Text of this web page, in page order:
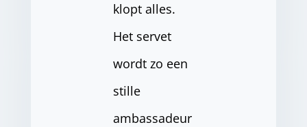
klopt alles.
Het servet
wordt zo een
stille
ambassadeur